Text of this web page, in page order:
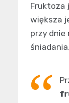
Fruktoza
większa
przy dnie